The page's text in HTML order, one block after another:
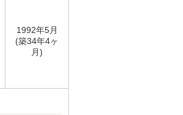
1992年5月
(築34年4ヶ
月)